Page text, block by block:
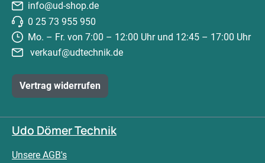
info@ud-shop.de
0 25 73 955 950
Mo. – Fr. von 7:00 – 12:00 Uhr und 12:45 – 17:00 Uhr
verkauf@udtechnik.de
Vertrag widerrufen
Udo Dömer Technik
Unsere AGB's